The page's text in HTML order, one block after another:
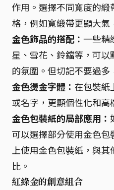
作用。選擇不同寬度的
格，例如寬緞帶更顯大氣
金色飾品的搭配： 一些精
星、雪花、鈴鐺等，可以
的氛圍。但切記不要過多
金色燙金字體： 在包裝紙
或名字，更顯個性化和高
金色包裝紙的局部應用：
可以選擇部分使用金色
上使用金色包裝紙，與
比。
紅綠金的創意組合